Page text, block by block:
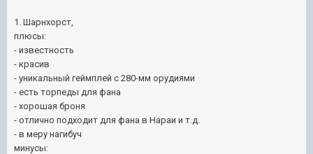
1. Шарнхорст,
плюсы:
- известность
- красив
- уникальный геймплей с 280-мм орудиями
- есть торпеды для фана
- хорошая броня
- отлично подходит для фана в Нараи и т.д.
- в меру нагибуч
минусы: